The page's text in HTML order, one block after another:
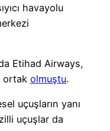
havayolu
Etihad Airways,
ortak olmuştu.
uçuşların yanı
uçuşlar da